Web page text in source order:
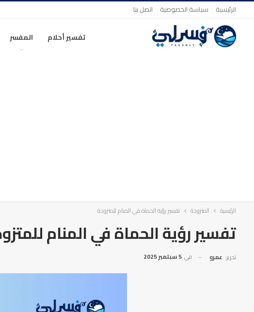
الرئيسية سياسة الخصوصية اتصل بنا
تفسير أحلام المفسر
الرئيسية المتزوجة تفسير رؤية الحماة في المنام للمتزوجة
تفسير رؤية الحماة في المنام
تحرير: عمرو في 5 سبتمبر 2025